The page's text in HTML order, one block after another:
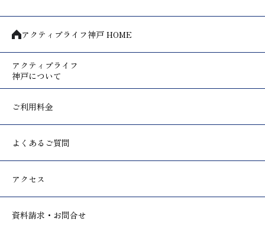
アクティブライフ神戸 HOME
アクティブライフ
神戸について
ご利用料金
よくあるご質問
アクセス
資料請求・お問合せ